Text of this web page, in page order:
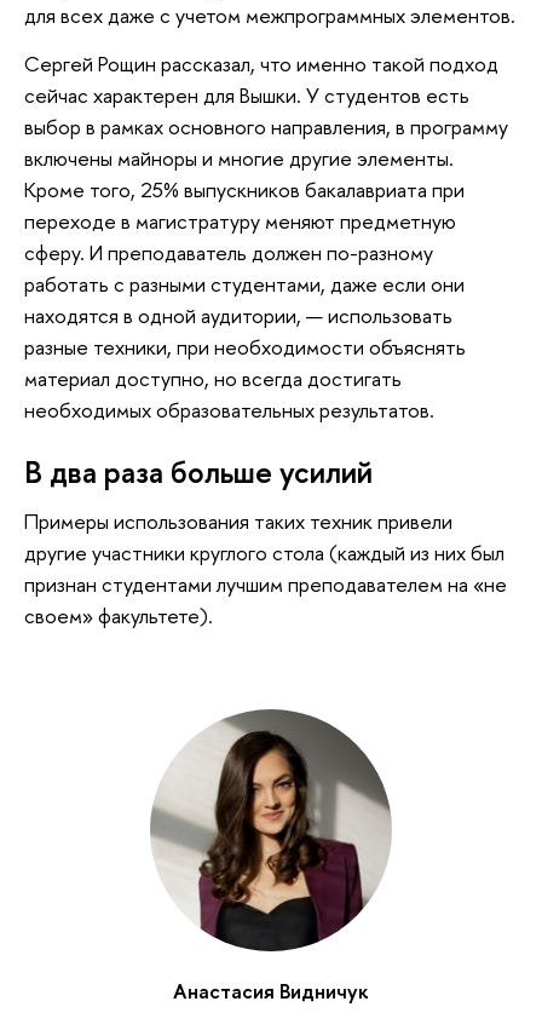
для всех даже с учетом межпрограммных элементов.
Сергей Рощин рассказал, что именно такой подход
сейчас характерен для Вышки. У студентов есть
выбор в рамках основного направления, в программу
включены майноры и многие другие элементы.
Кроме того, 25% выпускников бакалавриата при
переходе в магистратуру меняют предметную
сферу. И преподаватель должен по-разному
работать с разными студентами, даже если они
находятся в одной аудитории, — использовать
разные техники, при необходимости объяснять
материал доступно, но всегда достигать
необходимых образовательных результатов.
В два раза больше усилий
Примеры использования таких техник привели
другие участники круглого стола (каждый из них был
признан студентами лучшим преподавателем на «не
своем» факультете).
Анастасия Видничук